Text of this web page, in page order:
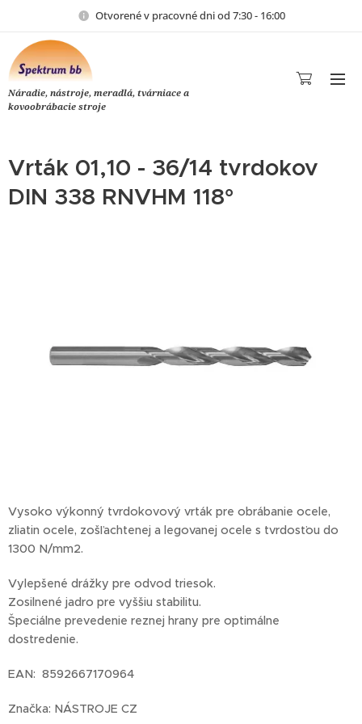
Otvorené v pracovné dni od 7:30 - 16:00
Náradie, nástroje, meradlá, tvárniace a
kovoobrábacie stroje
Vrták 01,10 - 36/14 tvrdokov
DIN 338 RNVHM 118°
Vysoko výkonný tvrdokovový vrták pre obrábanie ocele,
zliatin ocele, zošľachtenej a legovanej ocele s tvrdosťou do
1300 N/mm2.
Vylepšené drážky pre odvod triesok.
Zosilnené jadro pre vyššiu stabilitu.
Špeciálne prevedenie reznej hrany pre optimálne
dostredenie.
EAN: 8592667170964
Značka: NÁSTROJE CZ